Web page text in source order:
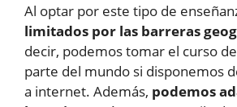
Al optar por este tipo de
limitados por las barreras
decir, podemos tomar el curso
parte del mundo si disponemos
a internet. Además, podemos